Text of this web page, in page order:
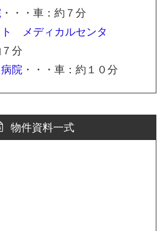
・・・車：約７分
ト メディカルセンタ
分
院 ・・・車：約１０分
物件資料一式